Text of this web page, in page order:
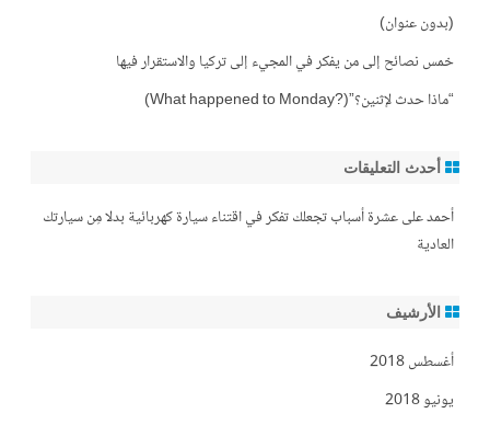
(بدون عنوان)
خمس نصائح إلى من يفكر في المجيء إلى تركيا والاستقرار فيها
“ماذا حدث لإثنين؟”(?What happened to Monday)
أحدث التعليقات
أحمدعلىعشرة أسباب تجعلك تفكر في اقتناء سيارة كهربائية بدلا مِن سيارتك
العادية
الأرشيف
أغسطس 2018
يونيو 2018